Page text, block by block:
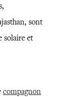
sont
solaire et
compagnon